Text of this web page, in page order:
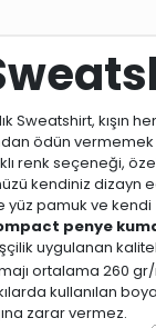
Sweatshirt, kışın
ödün
renk seçeneği,
kendiniz dizayn
yüz pamuk ve kendi
penye
uygulanan
ortalama 260
kullanılan
zarar vermez.